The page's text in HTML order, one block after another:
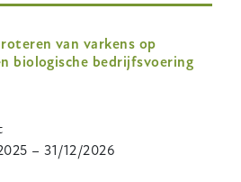
van varkens op
biologische bedrijfsvoering
–31/12/2026